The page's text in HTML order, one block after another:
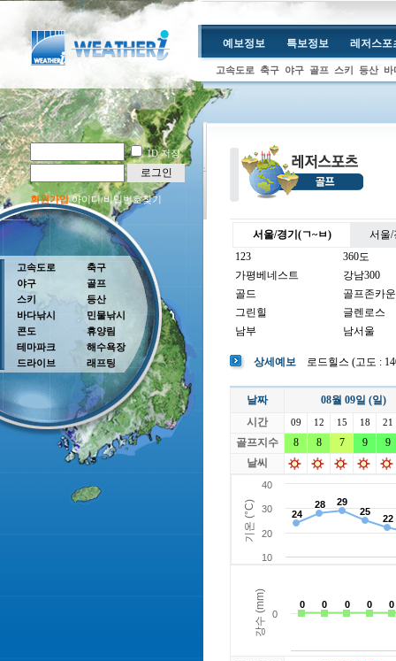
ID 저장
로그인
회원가입아이디/비밀번호찾기
예보정보 특보정보 레저스포
고속도로 축구 야구 골프 스키 등산 바
고속도로
야구
스키
바다낚시
콘도
테마파크
드라이브
축구
골프
등산
민물낚시
휴양림
해수욕장
래프팅
서울/경기(ㄱ~ㅂ)
서울/
123
360도
가평베네스트
강남300
골드
골프존카
그린힐
글렌로스
남부
남서울
뉴코리아
더반
더크로스비
더헤븐
라싸
락가든
로제비앙
루트52
마에스트로
마이다스
베뉴지
베르힐영종
블랙스톤GC이천
빅토리아
상세예보 로드힐스 (고도 :
날짜
08월 09일 (일)
시간
09 12 15 18 21
골프지수 8 8 7 9
9
날씨